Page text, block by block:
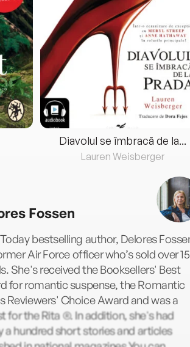
Diavolul se îmbracă de la...
Lauren Weisberger
Fossen
bestselling author, Delores
Air Force officer who’s sold over
She's received the Booksellers' Best
for romantic suspense, the Romantic
Reviewers' Choice Award and was a
for the Rita ®. In addition, she's had
a hundred short stories and articles